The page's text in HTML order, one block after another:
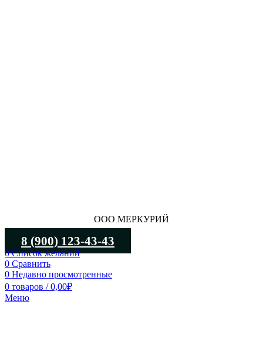
ООО МЕРКУРИЙ
8 (900) 123-43-43
0Список желаний
0 Сравнить
0 Недавно просмотренные
0 товаров / 0,00₽
Меню